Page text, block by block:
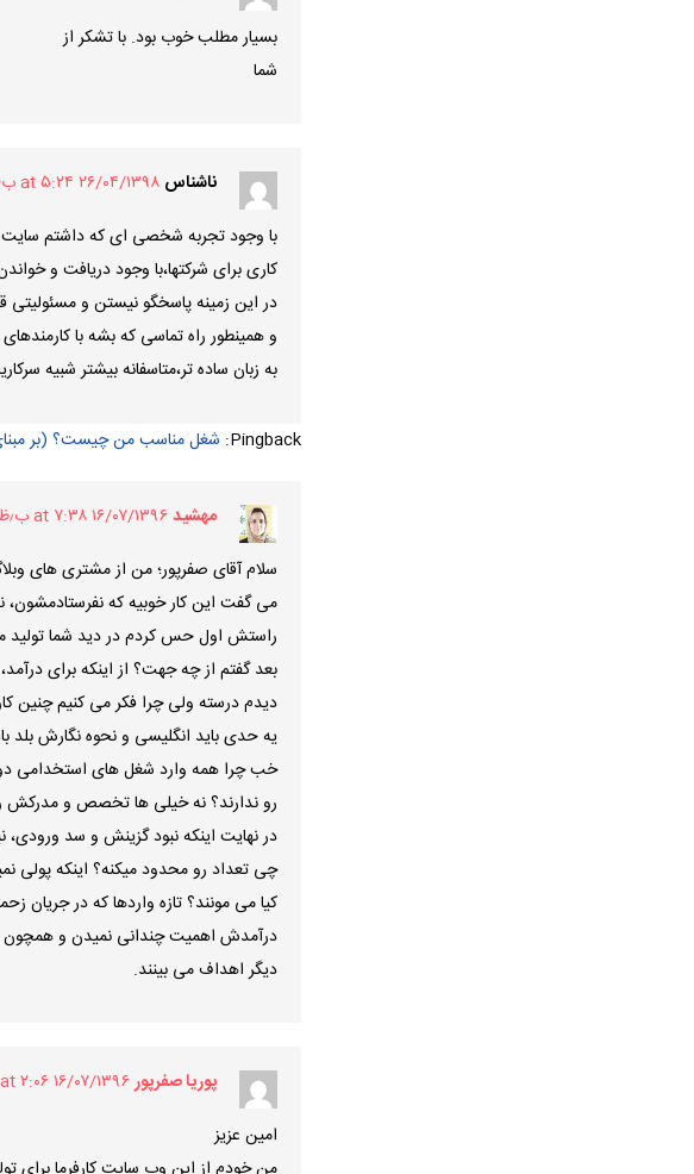
بسیار مطلب خوب بود. با تشکر از
شما
ناشناس ۲۶/۰۴/۱۳۹۸ at ۵:۲۴ ب٫ظ
با وجود تجربه شخصی ای که داشتم سایت
کاری برای شرکتها،با وجود دریافت و
در این زمینه پاسخگو نیستن و مسئولیتی
و همینطور راه تماسی که بشه با
به زبان ساده تر،متاسفانه بیشتر شبیه
Pingback: شغل مناسب من چیست؟ (بر
مهشید۱۶/۰۷/۱۳۹۶ at ۷:۳۸ ب٫ظ
سلام آقای صفرپور؛ من از مشتری های
می گفت این کار خوبیه که نفرستادمشون،
راستش اول حس کردم در دید شما تولید
بعد گفتم از چه جهت؟ از اینکه برای
دیدم درسته ولی چرا فکر می کنیم چنین
یه حدی باید انگلیسی و نحوه نگارش بلد
خب چرا همه وارد شغل های استخدامی
رو ندارند؟ نه خیلی ها تخصص و مدرکش
در نهایت اینکه نبود گزینش و سد ورودی،
چی تعداد رو محدود میکنه؟ اینکه پولی
کیا می مونند؟ تازه واردها که در
درآمدش اهمیت چندانی نمیدن و همچون
دیگر اهداف می بینند.
پوریا صفرپور۱۶/۰۷/۱۳۹۶ at ۲:۰۶ ب٫ظ
امین عزیز